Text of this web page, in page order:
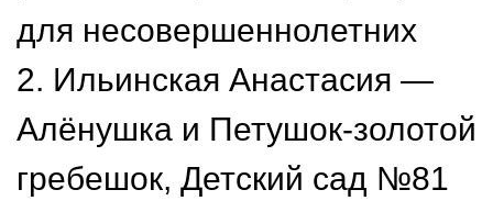
для несовершеннолетних
2. Ильинская Анастасия —
Алёнушка и Петушок-золотой
гребешок, Детский сад №81